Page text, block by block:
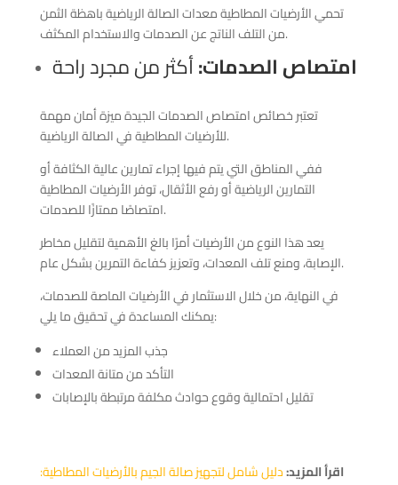
تحمي الأرضيات المطاطية معدات الصالة الرياضية باهظة الثمن
من التلف الناتج عن الصدمات والاستخدام المكثف.
امتصاص الصدمات:أكثر من مجرد راحة
تعتبر خصائص امتصاص الصدمات الجيدة ميزة أمان مهمة
للأرضيات المطاطية في الصالة الرياضية.
ففي المناطق التي يتم فيها إجراء تمارين عالية الكثافة أو
التمارين الرياضية أو رفع الأثقال، توفر الأرضيات المطاطية
امتصاصًا ممتازًا للصدمات.
يعد هذا النوع من الأرضيات أمرًا بالغ الأهمية لتقليل مخاطر
الإصابة، ومنع تلف المعدات، وتعزيز كفاءة التمرين بشكل عام.
في النهاية، من خلال الاستثمار في الأرضيات الماصة للصدمات،
يمكنك المساعدة في تحقيق ما يلي:
جذب المزيد من العملاء
التأكد من متانة المعدات
تقليل احتمالية وقوع حوادث مكلفة مرتبطة بالإصابات
اقرأ المزيد:دليل شامل لتجهيز صالة الجيم بالأرضيات المطاطية: